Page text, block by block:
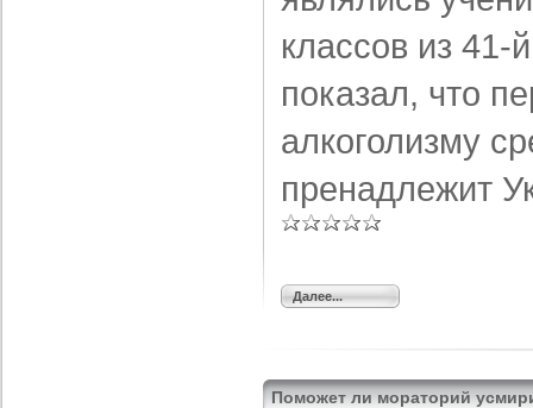
классов из 41-
показал, что
алкоголизму
пренадлежит
Далее...
Поможет ли мораторий